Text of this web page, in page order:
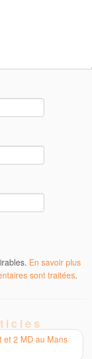
En savoir plus
sont traitées.
et 2 MD au Mans